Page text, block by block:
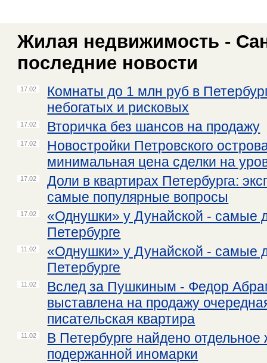
Жилая недвижимость -
последние новости
17.02
Комнаты до 1 млн руб в
небогатых и рисковых
17.02 Вторичка без шансов на продажу
17.02
Новостройки Петровского
минимальная цена сделки на
17.02
Доли в квартирах Петербурга:
самые популярные вопросы
17.02
«Однушки» у Дунайской - самые
Петербурге
11.02
«Однушки» у Дунайской - самые
Петербурге
11.02
Вслед за Пушкиным - Федор
выставлена на продажу
писательская квартира
11.02
В Петербурге найдено
подержанной иномарки